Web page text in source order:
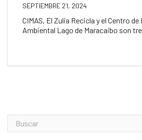
SEPTIEMBRE 21, 2024
CIMAS, El Zulia Recicla y el Centro
Ambiental Lago de Maracaibo son